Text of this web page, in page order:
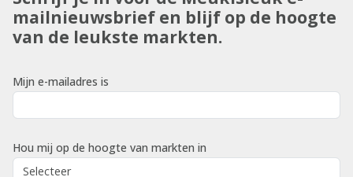
mailnieuwsbrief en blijf op de hoogte
van de leukste markten.
Mijn e-mailadres is
Hou mij op de hoogte van markten in